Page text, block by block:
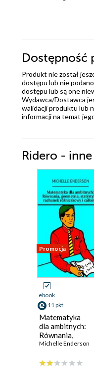
Dostępność
Produkt nie został
dostępu lub nie
dostępu lub są one
Wydawca/Dostawca
walidacji produktu lub
informacji na temat
Ridero -
Promocja
ebook
11 pkt
Matematyka
dla ambitnych:
Równania,
geometria,
rachunek
Michelle Enderson